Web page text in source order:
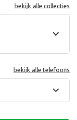
bekijk alle collecties
bekijk alle telefoons